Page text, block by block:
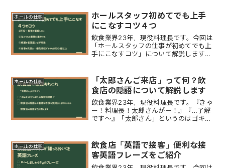
ホールの仕事
ホールスタッフ初めてでも上手
にこなすコツ４つ
飲食業界23年、現役料理長です。今回は
「ホールスタッフの仕事が初めてでも上
手にこなすコツ」について解説します。
ホールスタッフを上手にこなすコツ４つ
初めてで不安や緊張で...
ホールの仕事
「太郎さんご来店」って何？飲
食店の隠語について解説します
飲食業界23年、現役料理長です。『きゃ
ー！料理長！太郎さんがー！』『…了解
です～』「太郎さん」というのはゴキブ
間で使われる色々な「隠語」について解
説します。これから飲食...
ホールの仕事
飲食店「英語で接客」便利な接
客英語フレーズをご紹介